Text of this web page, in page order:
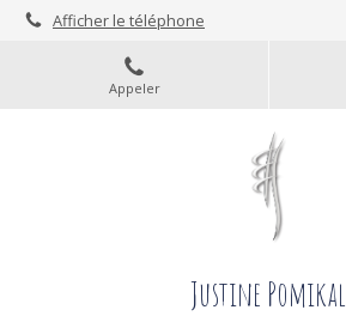
Afficher le téléphone
Appeler
Justine Pomikal